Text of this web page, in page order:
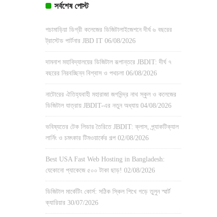
সর্বশেষ পোস্ট
পচামাড়িয়া ডিগ্রী কলেজের ডিজিটালাইজেশনে দীর্ঘ ৬ বছরের
ট্রাস্টেড পার্টনার JBD IT 06/08/2026
দামনাশ মহাবিদ্যালয়ের ডিজিটাল রূপান্তরে JBDIT: দীর্ঘ ৭
বছরের নিরবচ্ছিন্ন বিশ্বাস ও পথচলা 06/08/2026
নাটোরের ঐতিহ্যবাহী মহারাজা জগদিন্দ্র নাথ স্কুল ও কলেজের
ডিজিটাল যাত্রায় JBDIT-এর নতুন অধ্যায় 04/08/2026
ভবিষ্যতের টেক লিডার তৈরিতে JBDIT: ক্লাস, প্র্যাকটিক্যাল
লার্নিং ও চমৎকার টিমওয়ার্কের গল্প 02/08/2026
Best USA Fast Web Hosting in Bangladesh:
যেকোনো প্যাকেজে ৫০০ টাকা ছাড়! 02/08/2026
ডিজিটাল মার্কেটিং কোর্স: সঠিক স্কিল শিখে গড়ে তুলুন স্মার্ট
ক্যারিয়ার 30/07/2026